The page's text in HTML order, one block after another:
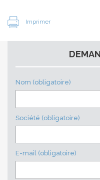
Imprimer
Nom (obligatoire)
Société (obligatoire)
E-mail (obligatoire)